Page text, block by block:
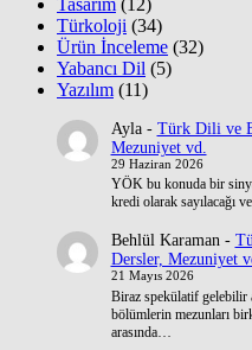
Türkoloji (34)
Ürün İnceleme (32)
Yabancı Dil (5)
Yazılım (11)
Ayla- Türk Dili ve
Mezuniyet vd.
29 Haziran 2026
YÖK bu konuda bir
kredi olarak sayılacağı
Behlül Karaman-
Dersler, Mezuniyet
21 Mayıs 2026
Biraz spekülatif gelebilir
bölümlerin mezunları
arasında…